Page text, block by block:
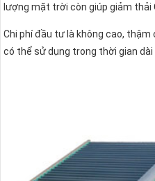
lượng mặt trời còn giúp giảm thải
Chi phí đầu tư là không cao,
có thể sử dụng trong thời gian dài